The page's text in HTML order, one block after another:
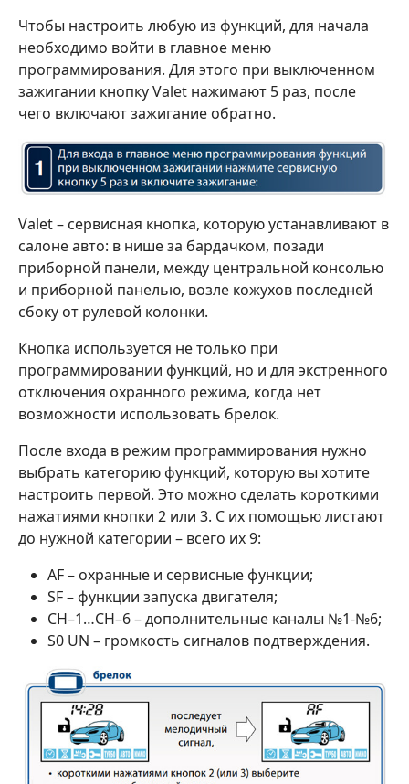
Чтобы настроить любую из функций, для начала
необходимо войти в главное меню
программирования. Для этого при выключенном
зажигании кнопку Valet нажимают 5 раз, после
чего включают зажигание обратно.
Valet – сервисная кнопка, которую устанавливают в
салоне авто: в нише за бардачком, позади
приборной панели, между центральной консолью
и приборной панелью, возле кожухов последней
сбоку от рулевой колонки.
Кнопка используется не только при
программировании функций, но и для экстренного
отключения охранного режима, когда нет
возможности использовать брелок.
После входа в режим программирования нужно
выбрать категорию функций, которую вы хотите
настроить первой. Это можно сделать короткими
нажатиями кнопки 2 или 3. С их помощью листают
до нужной категории – всего их 9:
AF – охранные и сервисные функции;
SF – функции запуска двигателя;
CH–1…CH–6 – дополнительные каналы №1-№6;
S0 UN – громкость сигналов подтверждения.